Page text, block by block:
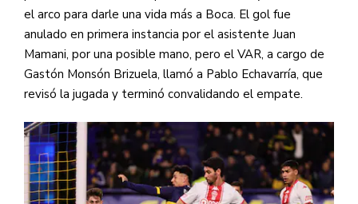
el arco para darle una vida más a Boca. El gol fue
anulado en primera instancia por el asistente Juan
Mamani, por una posible mano, pero el VAR, a cargo de
Gastón Monsón Brizuela, llamó a Pablo Echavarría, que
revisó la jugada y terminó convalidando el empate.